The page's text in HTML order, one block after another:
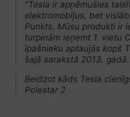
“Tesla ir apņēmušies
elektromobiļus, bet
Punkts. Mūsu produkti ir
turpinām ieņemt 1. vietu
īpašnieku aptaujās kopš
šajā sarakstā 2013.
Beidzot kāds Tesla
Polestar 2